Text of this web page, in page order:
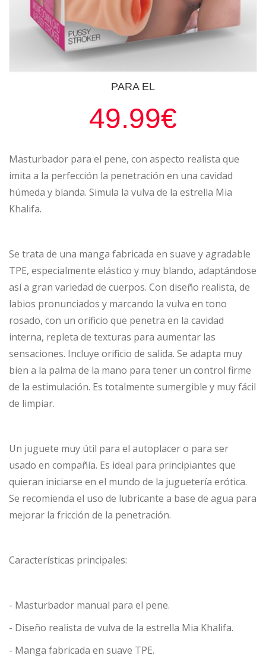
PARA EL
49.99€
Masturbador para el pene, con aspecto realista que
imita a la perfección la penetración en una cavidad
húmeda y blanda. Simula la vulva de la estrella Mia
Khalifa.
Se trata de una manga fabricada en suave y agradable
TPE, especialmente elástico y muy blando, adaptándose
así a gran variedad de cuerpos. Con diseño realista, de
labios pronunciados y marcando la vulva en tono
rosado, con un orificio que penetra en la cavidad
interna, repleta de texturas para aumentar las
sensaciones. Incluye orificio de salida. Se adapta muy
bien a la palma de la mano para tener un control firme
de la estimulación. Es totalmente sumergible y muy fácil
de limpiar.
Un juguete muy útil para el autoplacer o para ser
usado en compañía. Es ideal para principiantes que
quieran iniciarse en el mundo de la juguetería erótica.
Se recomienda el uso de lubricante a base de agua para
mejorar la fricción de la penetración.
Características principales:
- Masturbador manual para el pene.
- Diseño realista de vulva de la estrella Mia Khalifa.
- Manga fabricada en suave TPE.